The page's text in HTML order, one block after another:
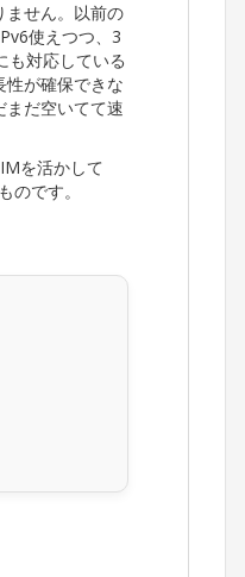
ません。以前の
使えつつ、3
も対応している
が確保できな
だ空いてて速
を活かして
です。